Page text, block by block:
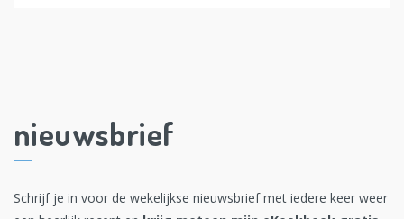
nieuwsbrief
Schrijf je in voor de wekelijkse nieuwsbrief met iedere keer weer